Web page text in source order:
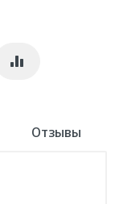
Отзывы